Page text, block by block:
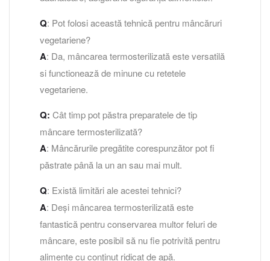
Q: Pot folosi această tehnică pentru mâncăruri
vegetariene?
A: Da, mâncarea termosterilizată este versatilă
si functionează de minune cu retetele
vegetariene.
Q: Cât timp pot păstra preparatele de tip
mâncare termosterilizată?
A: Mâncărurile pregătite corespunzător pot fi
păstrate până la un an sau mai mult.
Q: Există limitări ale acestei tehnici?
A: Deși mâncarea termosterilizată este
fantastică pentru conservarea multor feluri de
mâncare, este posibil să nu fie potrivită pentru
alimente cu conținut ridicat de apă.